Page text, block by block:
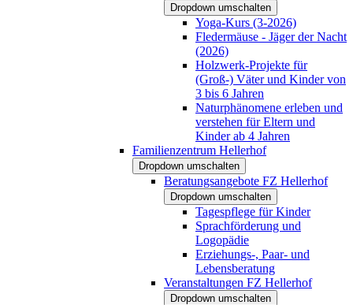
Dropdown umschalten
Yoga-Kurs (3-2026)
Fledermäuse - Jäger der Nacht
(2026)
Holzwerk-Projekte für
(Groß-) Väter und Kinder von
3 bis 6 Jahren
Naturphänomene erleben und
verstehen für Eltern und
Kinder ab 4 Jahren
Familienzentrum Hellerhof
Dropdown umschalten
Beratungsangebote FZ Hellerhof
Dropdown umschalten
Tagespflege für Kinder
Sprachförderung und
Logopädie
Erziehungs-, Paar- und
Lebensberatung
Veranstaltungen FZ Hellerhof
Dropdown umschalten